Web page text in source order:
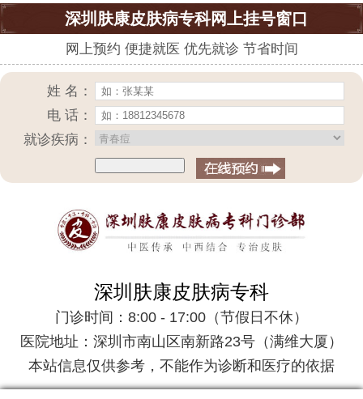
深圳肤康皮肤病专科网上挂号窗口
网上预约 便捷就医 优先就诊 节省时间
姓 名：
电 话：
就诊疾病：
深圳肤康皮肤病专科
门诊时间：8:00 - 17:00（节假日不休）
医院地址：深圳市南山区南新路23号（满维大厦）
本站信息仅供参考，不能作为诊断和医疗的依据